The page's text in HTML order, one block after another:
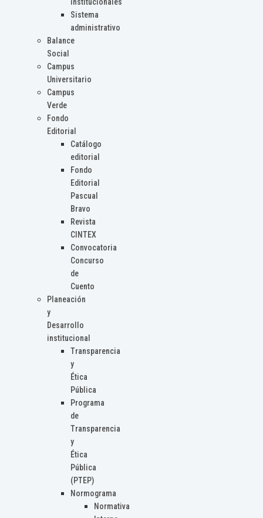
institucionales
Sistema
administrativo
Balance
Social
Campus
Universitario
Campus
Verde
Fondo
Editorial
Catálogo
editorial
Fondo
Editorial
Pascual
Bravo
Revista
CINTEX
Convocatoria
Concurso
de
Cuento
Planeación
y
Desarrollo
institucional
Transparencia
y
Ética
Pública
Programa
de
Transparencia
y
Ética
Pública
(PTEP)
Normograma
Normativa